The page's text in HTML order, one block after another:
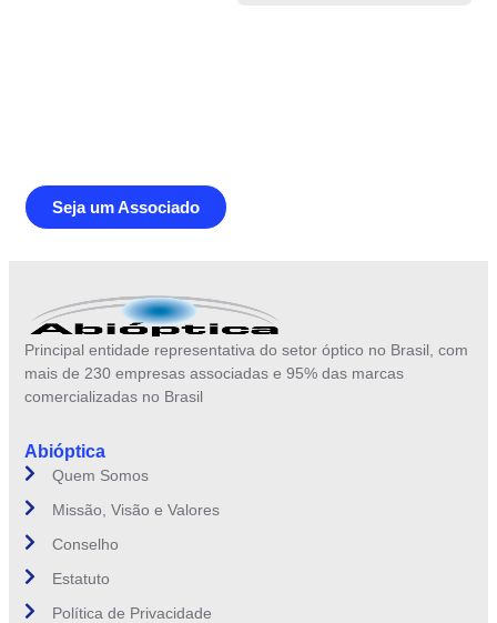
Seja um Associado
Principal entidade representativa do setor óptico no Brasil, com
mais de 230 empresas associadas e 95% das marcas
comercializadas no Brasil
Abióptica
Quem Somos
Missão, Visão e Valores
Conselho
Estatuto
Política de Privacidade